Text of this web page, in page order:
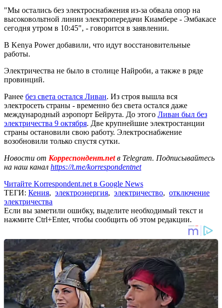
"Мы остались без электроснабжения из-за обвала опор на
высоковольтной линии электропередачи Киамбере - Эмбакасе
сегодня утром в 10:45", - говорится в заявлении.
В Kenya Power добавили, что идут восстановительные
работы.
Электричества не было в столице Найроби, а также в ряде
провинций.
Ранее без света остался Ливан. Из строя вышла вся
электросеть страны - временно без света остался даже
международный аэропорт Бейрута. До этого Ливан был без
электричества 9 октября. Две крупнейшие электростанции
страны остановили свою работу. Электроснабжение
возобновили только спустя сутки.
Новости от Корреспондент.netв Telegram. Подписывайтесь
на наш канал https://t.me/korrespondentnet
Читайте Korrespondent.net в Google News
ТЕГИ: Кения, электроэнергия, электричество, отключение
электричества
Если вы заметили ошибку, выделите необходимый текст и
нажмите Ctrl+Enter, чтобы сообщить об этом редакции.